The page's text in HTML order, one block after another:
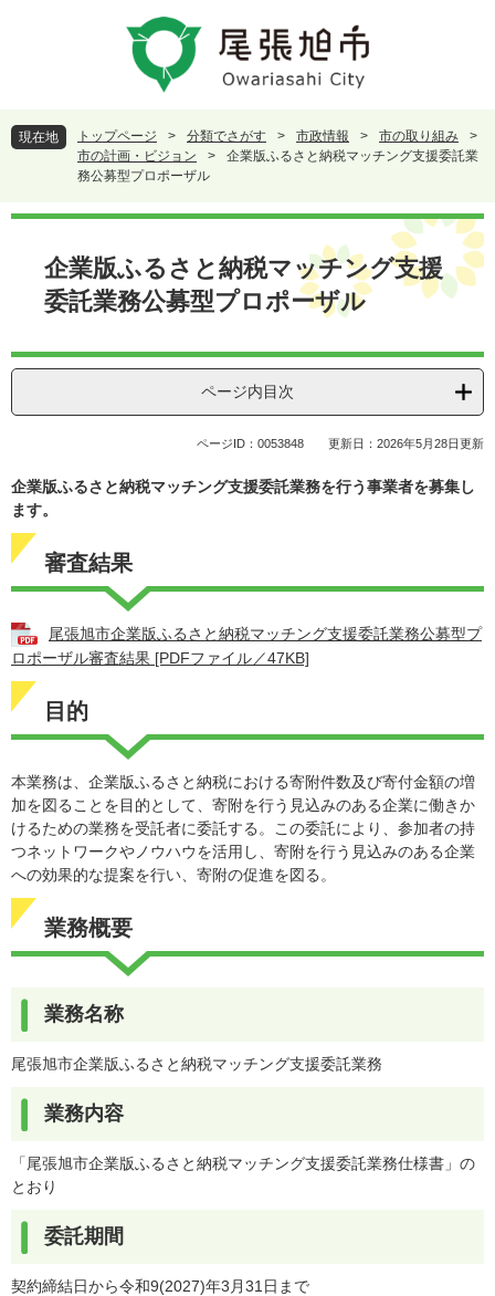
頭
で
飛
ば
本
現在地 トップページ > 分類でさがす > 市政情報 > 市の取り組み
>
市の計画・ビジョン
>
企業版ふるさと納税マッチング支援委託業
務公募型プロポーザル
本
企業版ふるさと納税マッチング支援
委託業務公募型プロポーザル
ページ内目次
ページID：0053848 更新日：2026年5月28日更新
企業版ふるさと納税マッチング支援委託業務を行う事業者を募集し
ます。
審査結果
尾張旭市企業版ふるさと納税マッチング支援委託業務公募型プ
ロポーザル審査結果 [PDFファイル／47KB]
目的
本業務は、企業版ふるさと納税における寄附件数及び寄付金額の増
加を図ることを目的として、寄附を行う見込みのある企業に働きか
けるための業務を受託者に委託する。この委託により、参加者の持
つネットワークやノウハウを活用し、寄附を行う見込みのある企業
への効果的な提案を行い、寄附の促進を図る。
業務概要
業務名称
尾張旭市企業版ふるさと納税マッチング支援委託業務
業務内容
「尾張旭市企業版ふるさと納税マッチング支援委託業務仕様書」の
とおり
委託期間
契約締結日から令和9(2027)年3月31日まで